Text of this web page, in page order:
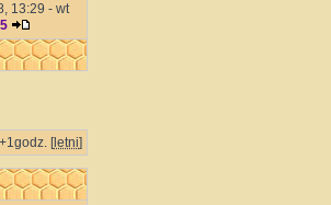
13:29 - wt
[letni]